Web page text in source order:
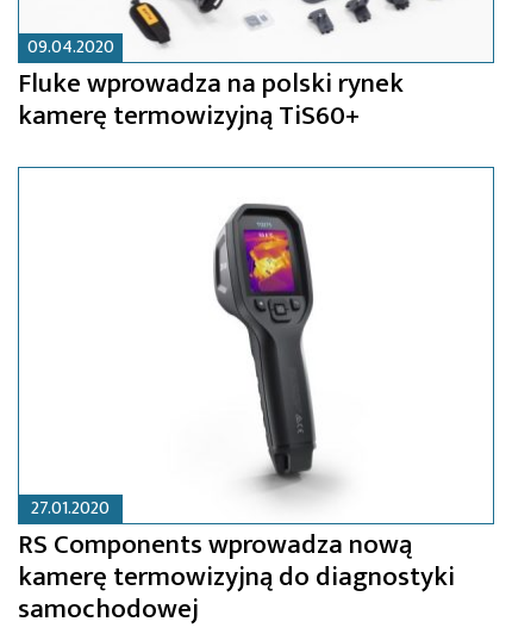
09.04.2020
Fluke wprowadza na polski rynek
kamerę termowizyjną TiS60+
27.01.2020
RS Components wprowadza nową
kamerę termowizyjną do diagnostyki
samochodowej